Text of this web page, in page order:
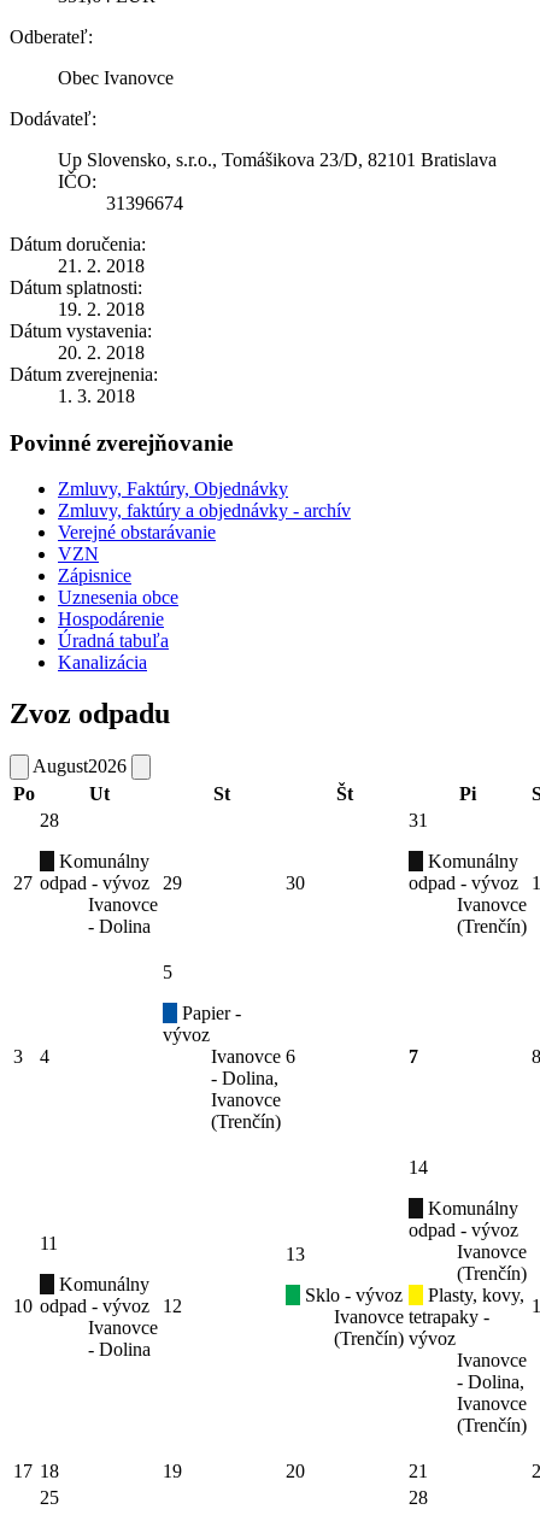
Odberateľ:
Obec Ivanovce
Dodávateľ:
Up Slovensko, s.r.o., Tomášikova 23/D, 82101 Bratislava
IČO:
31396674
Dátum doručenia:
21. 2. 2018
Dátum splatnosti:
19. 2. 2018
Dátum vystavenia:
20. 2. 2018
Dátum zverejnenia:
1. 3. 2018
Povinné zverejňovanie
Zmluvy, Faktúry, Objednávky
Zmluvy, faktúry a objednávky - archív
Verejné obstarávanie
VZN
Zápisnice
Uznesenia obce
Hospodárenie
Úradná tabuľa
Kanalizácia
Zvoz odpadu
August2026
Po
Ut St Št Pi
27
28
Komunálny
odpad - vývoz
Ivanovce
- Dolina
29 30
31
Komunálny
odpad - vývoz
Ivanovce
(Trenčín)
1
3 4
5
Papier -
vývoz
Ivanovce
- Dolina,
Ivanovce
(Trenčín)
6 7 8
10
11
Komunálny
odpad - vývoz
Ivanovce
- Dolina
12
13
Sklo - vývoz
Ivanovce
(Trenčín)
14
Komunálny
odpad - vývoz
Ivanovce
(Trenčín)
Plasty, kovy,
tetrapaky -
vývoz
Ivanovce
- Dolina,
Ivanovce
(Trenčín)
17 18 19 20 21
25
28